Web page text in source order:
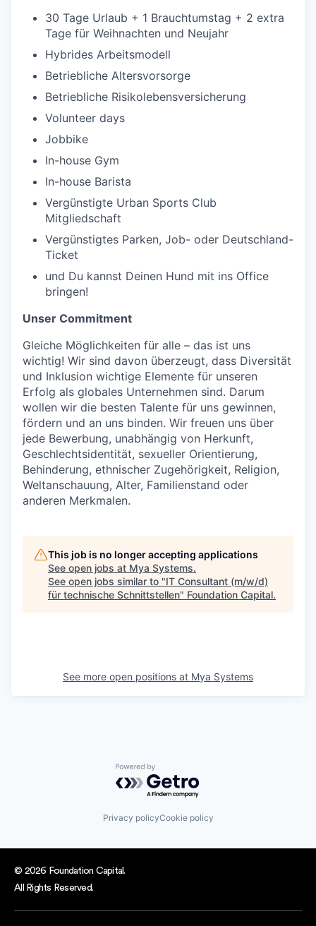
30 Tage Urlaub + 1 Brauchtumstag + 2 extra
Tage für Weihnachten und Neujahr
Hybrides Arbeitsmodell
Betriebliche Altersvorsorge
Betriebliche Risikolebensversicherung
Volunteer days
Jobbike
In-house Gym
In-house Barista
Vergünstigte Urban Sports Club
Mitgliedschaft
Vergünstigtes Parken, Job- oder Deutschland-
Ticket
und Du kannst Deinen Hund mit ins Office
bringen!
Unser Commitment
Gleiche Möglichkeiten für alle – das ist uns
wichtig! Wir sind davon überzeugt, dass Diversität
und Inklusion wichtige Elemente für unseren
Erfolg als globales Unternehmen sind. Darum
wollen wir die besten Talente für uns gewinnen,
fördern und an uns binden. Wir freuen uns über
jede Bewerbung, unabhängig von Herkunft,
Geschlechtsidentität, sexueller Orientierung,
Behinderung, ethnischer Zugehörigkeit, Religion,
Weltanschauung, Alter, Familienstand oder
anderen Merkmalen.
This job is no longer accepting applications
See open jobs at Mya Systems.
See open jobs similar to "IT Consultant (m/w/d)
für technische Schnittstellen" Foundation Capital.
See more open positions at Mya Systems
Powered by Getro.com
Privacy policyCookie policy
© 2026 Foundation Capital.
All Rights Reserved.